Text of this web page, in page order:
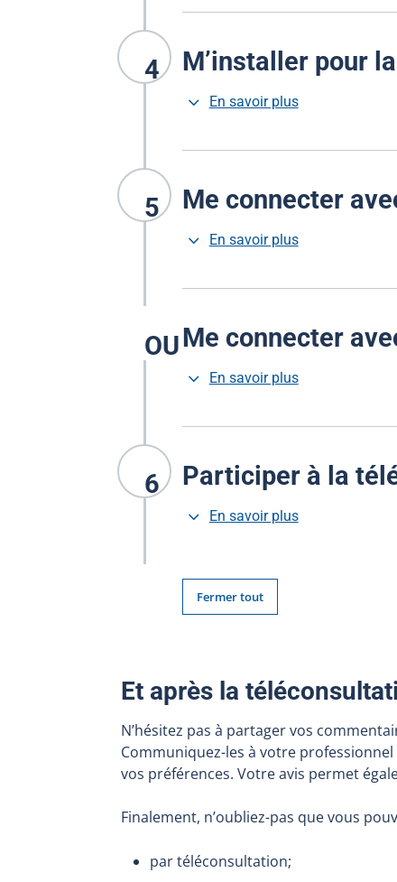
4 M’installer pour
3 En savoir plus
5 Me connecter
3 En savoir plus
OUMe connecter
3 En savoir plus
6 Participer à la
3 En savoir plus
Fermer tout
Et après la
N’hésitez pas à partager vos
Communiquez-les à votre
vos préférences. Votre avis permet
Finalement, n’oubliez-pas que vous
par téléconsultation;